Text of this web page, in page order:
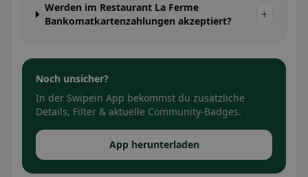
Werden im Restaurant La Ferme
Bankomatkartenzahlungen akzeptiert?
+
Noch unsicher?
In der Swipein App bekommst du zusätzliche
Details, Filter & aktuelle Community-Badges.
App herunterladen